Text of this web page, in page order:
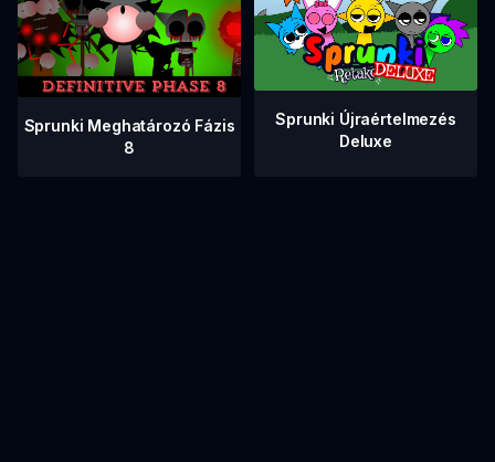
Sprunki Meghatározó Fázis
8
Sprunki Újraértelmezés
Deluxe